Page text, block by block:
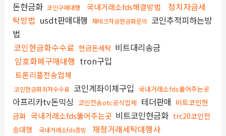
돈현금화 코인구매대행 국내거래소fds해결방법
정치자금세
탁방법 usdt판매대행 재테크자금현금화문의 코인추적피하는방
법
코인현금화수수료 현금돈세탁 비트대리송금
암호화폐구매대행 tron구입
트론리플전송업체
코인현금화최저수수료 코인계좌이체구입 국내거래소fds뚫어주는곳
아프리카tv돈믹싱 코인전송otc공식업체 테더판매 비트코인현
금화 국내거래소fds뚫어주는곳 비트코인현금화 trc20코인전
송대행
국내거래소fds증빙 재정거래세탁대행사